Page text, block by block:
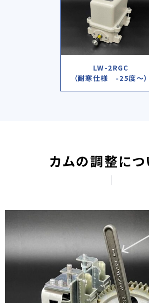
LW-2RGC
（耐寒仕様 -25度～）
カムの調整につ